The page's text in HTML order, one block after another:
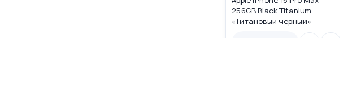
256GB Black Titanium
«Титановый чёрный»
MYW33LL/A USA DUAL eSIM